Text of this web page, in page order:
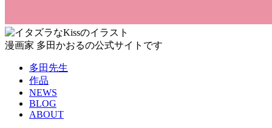
漫画家 多田かおるの公式サイトです
多田先生
作品
NEWS
BLOG
ABOUT